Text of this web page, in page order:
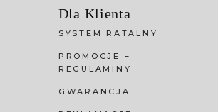
Dla Klienta
SYSTEM RATALNY
PROMOCJE –
REGULAMINY
GWARANCJA